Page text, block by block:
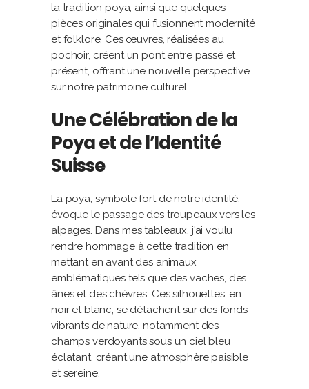
la tradition poya, ainsi que quelques
pièces originales qui fusionnent modernité
et folklore. Ces œuvres, réalisées au
pochoir, créent un pont entre passé et
présent, offrant une nouvelle perspective
sur notre patrimoine culturel.
Une Célébration de la
Poya et de l’Identité
Suisse
La poya, symbole fort de notre identité,
évoque le passage des troupeaux vers les
alpages. Dans mes tableaux, j’ai voulu
rendre hommage à cette tradition en
mettant en avant des animaux
emblématiques tels que des vaches, des
ânes et des chèvres. Ces silhouettes, en
noir et blanc, se détachent sur des fonds
vibrants de nature, notamment des
champs verdoyants sous un ciel bleu
éclatant, créant une atmosphère paisible
et sereine.